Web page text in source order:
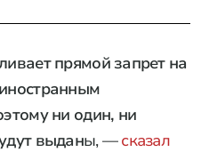
прямой запрет на
ни один, ни
выданы, —сказал